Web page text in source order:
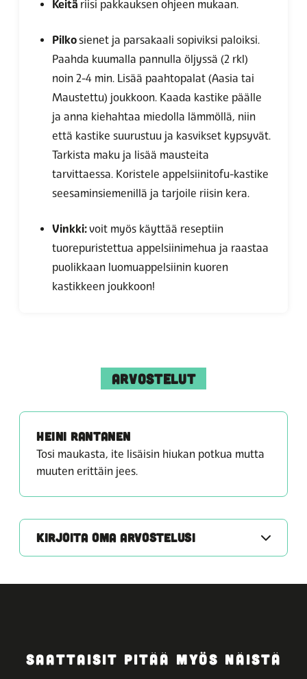
Keitä riisi pakkauksen ohjeen mukaan.
Pilkosienet ja parsakaali sopiviksi paloiksi.
Paahda kuumalla pannulla öljyssä (2 rkl)
noin 2-4 min. Lisää paahtopalat (Aasia tai
Maustettu) joukkoon. Kaada kastike päälle
ja anna kiehahtaa miedolla lämmöllä, niin
että kastike suurustuu ja kasvikset kypsyvät.
Tarkista maku ja lisää mausteita
tarvittaessa. Koristele appelsiinitofu-kastike
seesaminsiemenillä ja tarjoile riisin kera.
Vinkki:voit myös käyttää reseptiin
tuorepuristettua appelsiinimehua ja raastaa
puolikkaan luomuappelsiinin kuoren
kastikkeen joukkoon!
ARVOSTELUT
HEINI RANTANEN
Tosi maukasta, ite lisäisin hiukan potkua mutta
muuten erittäin jees.
KIRJOITA OMA ARVOSTELUSI
SAATTAISIT PITÄÄ MYÖS NÄISTÄ